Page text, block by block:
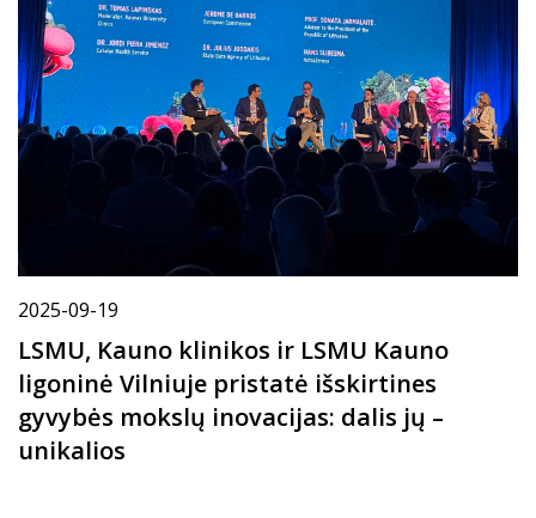
2025-09-19
LSMU, Kauno klinikos ir LSMU Kauno
ligoninė Vilniuje pristatė išskirtines
gyvybės mokslų inovacijas: dalis jų –
unikalios